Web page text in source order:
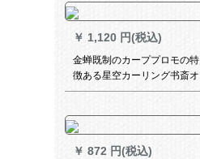
レッド3メトル、高2.7メトル
です。
￥ 1,120 円(税込)
金蝉既制のカーププロモの特
徴ある星空カーリング书斎オ
ーダの书斎オーカン书房オー
ンンの材料価格(无料フーク加
工)は何ですか？
￥ 872 円(税込)